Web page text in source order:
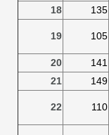
18 135
19 105
20 141
21
149
22 110